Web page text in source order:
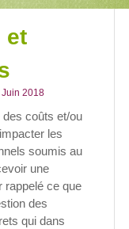
et
2018
coûts et/ou
les
soumis au
une
rappelé ce que
des
qui dans